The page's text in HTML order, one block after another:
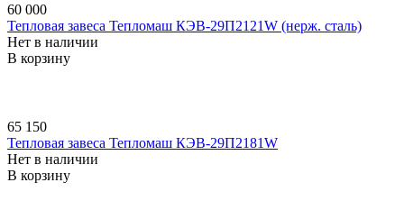
60 000
Тепловая завеса Тепломаш КЭВ-29П2121W (нерж. сталь)
Нет в наличии
В корзину
65 150
Тепловая завеса Тепломаш КЭВ-29П2181W
Нет в наличии
В корзину